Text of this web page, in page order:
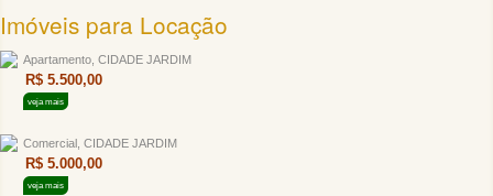
Imóveis para Locação
Apartamento, CIDADE JARDIM
R$ 5.500,00
veja mais
Comercial, CIDADE JARDIM
R$ 5.000,00
veja mais